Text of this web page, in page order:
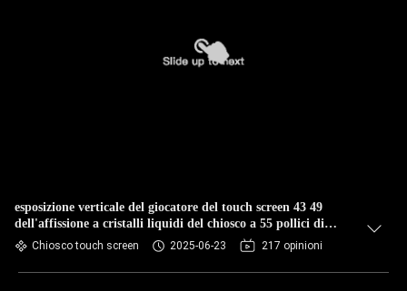
esposizione verticale del giocatore del touch screen 43 49
dell'affissione a cristalli liquidi del chiosco a 55 pollici di
pubblicità
Chiosco touch screen 2025-06-23 217 opinioni